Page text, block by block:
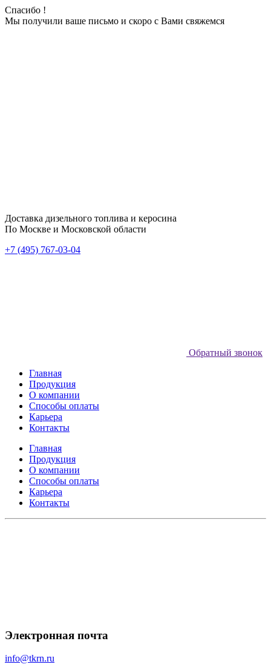
Спасибо !
Мы получили ваше письмо и скоро с Вами свяжемся
Доставка дизельного топлива и керосина
По Москве и Московской области
+7 (495) 767-03-04
Обратный звонок
Главная
Продукция
О компании
Способы оплаты
Карьера
Контакты
Главная
Продукция
О компании
Способы оплаты
Карьера
Контакты
Электронная почта
info@tkrn.ru